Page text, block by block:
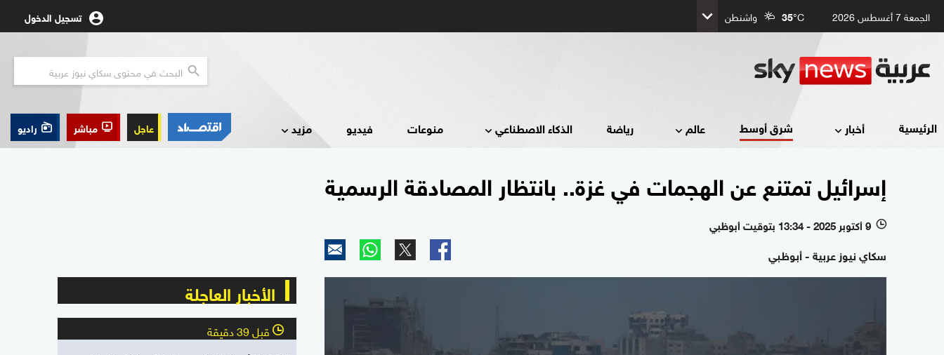
الجمعة 7 أغسطس 2026 35°C واشنطن تسجيل الدخول
الرئيسية أخبار شرق أوسط عالم رياضة الذكاء الاصطناعي منوعات فيديو مزيد عاجل مباشر راديو
إسرائيل تمتنع عن الهجمات في غزة.. بانتظار المصادقة الرسمية
l 9 أكتوبر 2025 - 13:34 بتوقيت أبوظبي
سكاي نيوز عربية - أبوظبي
الأخبار العاجلة
l قبل 39 دقيقة